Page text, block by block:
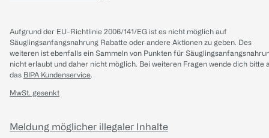
Aufgrund der EU-Richtlinie 2006/141/EG ist es nicht möglich auf
Säuglingsanfangsnahrung Rabatte oder andere Aktionen zu geben. Des
weiteren ist ebenfalls ein Sammeln von Punkten für
nicht erlaubt und daher nicht möglich. Bei weiteren Fragen wende dich bitte
das BIPA Kundenservice.
MwSt. gesenkt
Meldung möglicher illegaler Inhalte